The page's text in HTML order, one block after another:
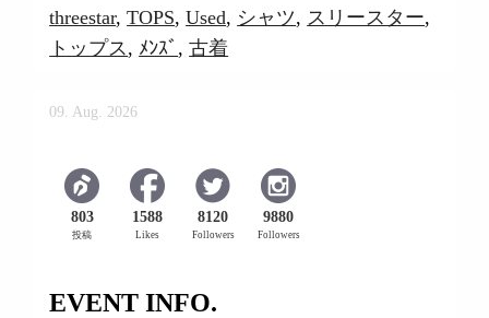
threestar,TOPS,Used, シャツ, スリースター,
トップス, ﾒﾝｽﾞ ,古着
09. Aug. 2026
803
投稿
1588
Likes
8120
Followers
9880
Followers
EVENT INFO.